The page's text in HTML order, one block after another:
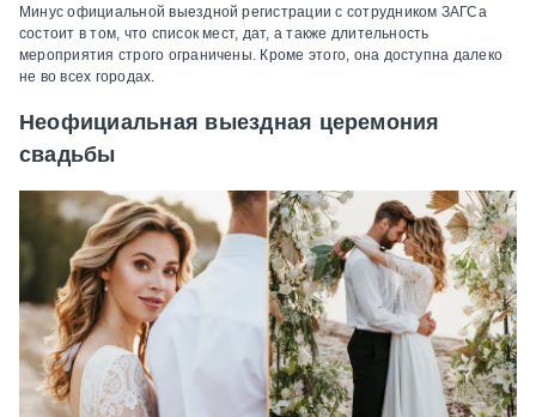
Минус официальной выездной регистрации с сотрудником ЗАГСа
состоит в том, что список мест, дат, а также длительность
мероприятия строго ограничены. Кроме этого, она доступна далеко
не во всех городах.
Неофициальная выездная церемония
свадьбы